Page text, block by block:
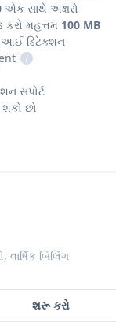
વાર્ષિક બિલિંગ
શરૂ કરો
એક સાથે અક્ષરો
મહત્તમ 100 MB
ડિટેક્શન
i
સપોર્ટ
છો